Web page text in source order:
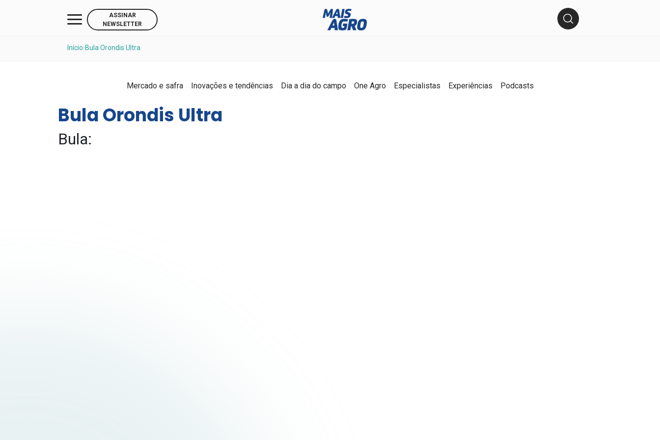
ASSINAR
NEWSLETTER
Início› Bula Orondis Ultra
Mercado e safra Inovações e tendências Dia a dia do campo One Agro Especialistas Experiências Podcasts
Bula Orondis Ultra
Bula: